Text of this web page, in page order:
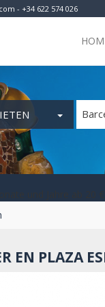
- +34 622 574 026
EN PLAZA